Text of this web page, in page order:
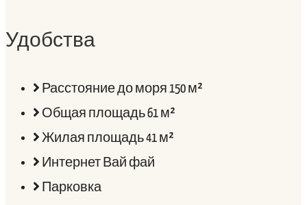
Удобства
Расстояние до моря 150 м²
Общая площадь 61 м²
Жилая площадь 41 м²
Интернет Вай фай
Парковка